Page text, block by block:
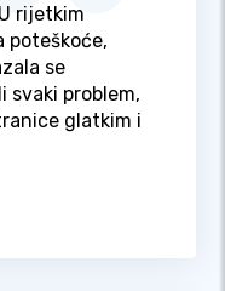
rijetkim
poteškoće,
se
svaki problem,
glatkim i